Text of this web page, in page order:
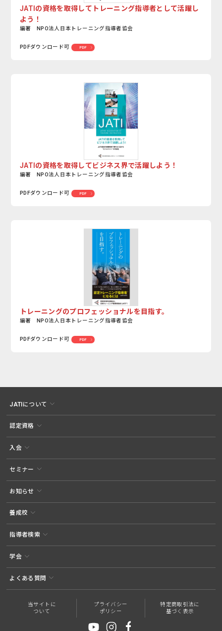
JATIの資格を取得してトレーニング指導者として活躍し
よう！
編著 NPO法人日本トレーニング指導者協会
PDFダウンロード可 PDF
JATIの資格を取得してビジネス界で活躍しよう！
編著 NPO法人日本トレーニング指導者協会
PDFダウンロード可 PDF
トレーニングのプロフェッショナルを目指す。
編著 NPO法人日本トレーニング指導者協会
PDFダウンロード可 PDF
JATIについて
認定資格
入会
セミナー
お知らせ
養成校
指導者検索
学会
よくある質問
当サイトに
ついて
プライバシー
ポリシー
特定商取引法に
基づく表示